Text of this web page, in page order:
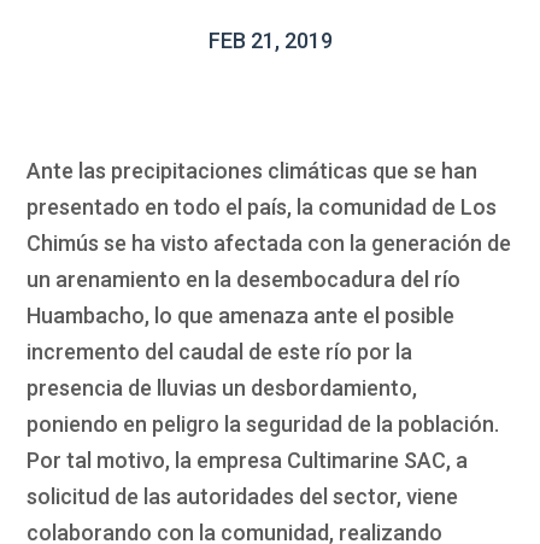
FEB 21, 2019
Ante las precipitaciones climáticas que se han
presentado en todo el país, la comunidad de Los
Chimús se ha visto afectada con la generación de
un arenamiento en la desembocadura del río
Huambacho, lo que amenaza ante el posible
incremento del caudal de este río por la
presencia de lluvias un desbordamiento,
poniendo en peligro la seguridad de la población.
Por tal motivo, la empresa Cultimarine SAC, a
solicitud de las autoridades del sector, viene
colaborando con la comunidad, realizando